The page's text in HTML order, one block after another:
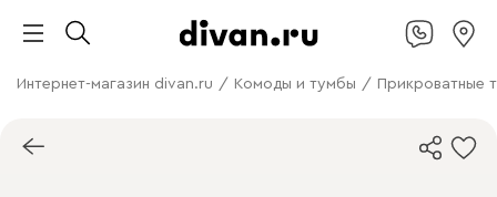
Интернет-магазин divan.ru / Комоды и тумбы / Прикроватные